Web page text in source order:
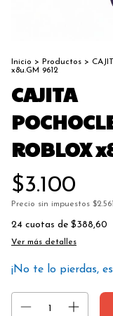
Inicio > Productos >
x8u.GM 9612
CAJITA
ROBLOX
$3.100
Precio sin impuestos
24 cuotas de $388,60
Ver más detalles
¡No te lo pierdas,